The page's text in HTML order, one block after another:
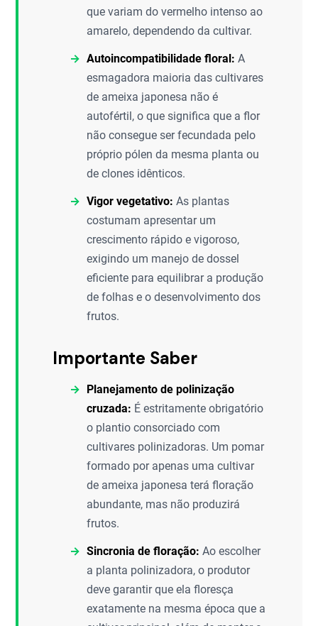
que variam do vermelho intenso ao
amarelo, dependendo da cultivar.
Autoincompatibilidade floral: A
esmagadora maioria das cultivares
de ameixa japonesa não é
autofértil, o que significa que a flor
não consegue ser fecundada pelo
próprio pólen da mesma planta ou
de clones idênticos.
Vigor vegetativo: As plantas
costumam apresentar um
crescimento rápido e vigoroso,
exigindo um manejo de dossel
eficiente para equilibrar a produção
de folhas e o desenvolvimento dos
frutos.
Importante Saber
Planejamento de polinização
cruzada: É estritamente obrigatório
o plantio consorciado com
cultivares polinizadoras. Um pomar
formado por apenas uma cultivar
de ameixa japonesa terá floração
abundante, mas não produzirá
frutos.
Sincronia de floração: Ao escolher
a planta polinizadora, o produtor
deve garantir que ela floresça
exatamente na mesma época que a